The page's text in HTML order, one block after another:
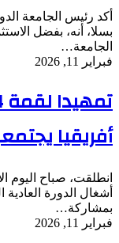
أكد رئيس الجامعة
بسلا، أنه، بفضل
الجامعة…
فبراير 11, 2026
أفريقيا
انطلقت، صباح اليوم
بمشاركة…
فبراير 11, 2026